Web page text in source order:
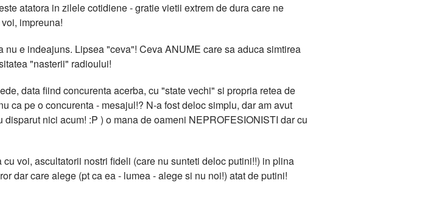
atatora in zilele cotidiene - gratie vietii extrem de dura care ne
impreuna!
nu e indeajuns. Lipsea "ceva"! Ceva ANUME care sa aduca simtirea
"nasterii" radioului!
data fiind concurenta acerba, cu "state vechi" si propria retea de
ca pe o concurenta - mesajul!? N-a fost deloc simplu, dar am avut
nici acum! :P ) o mana de oameni NEPROFESIONISTI dar cu
voi, ascultatorii nostri fideli (care nu sunteti deloc putini!!) in plina
dar care alege (pt ca ea - lumea - alege si nu noi!) atat de putini!